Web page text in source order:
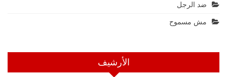
ضد الرجل
مش مسموح
الأرشيف